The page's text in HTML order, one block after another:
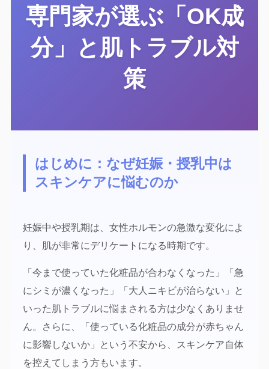
専門家が選ぶ「OK成
分」と肌トラブル対
策
はじめに：なぜ妊娠・授乳中は
スキンケアに悩むのか
妊娠中や授乳期は、女性ホルモンの急激な変化によ
り、肌が非常にデリケートになる時期です。
「今まで使っていた化粧品が合わなくなった」「急
にシミが濃くなった」「大人ニキビが治らない」と
いった肌トラブルに悩まされる方は少なくありませ
ん。さらに、「使っている化粧品の成分が赤ちゃん
に影響しないか」という不安から、スキンケア自体
を控えてしまう方もいます。